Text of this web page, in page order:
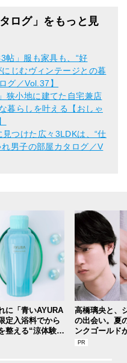
ログ」をもっと見
帖」服も家具も、“好
じむヴィンテージとの暮
グ／Vol.37】
狭小地に建てた自宅兼店
暮らしを叶える【おしゃ
つけた広々3LDKは、“仕
男子の部屋カタログ／V
に「青いAYURA
定入浴料でから
整える“涼体験”
高橋璃央と、
の出会い。夏
ンクゴールド
SUMMER